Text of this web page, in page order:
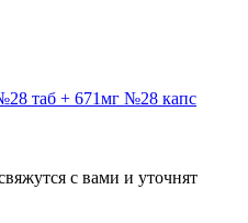
таб + 671мг №28 капс
с вами и уточнят